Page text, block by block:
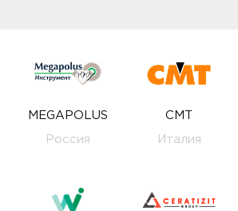
MEGAPOLUS
Россия
CMT
Италия